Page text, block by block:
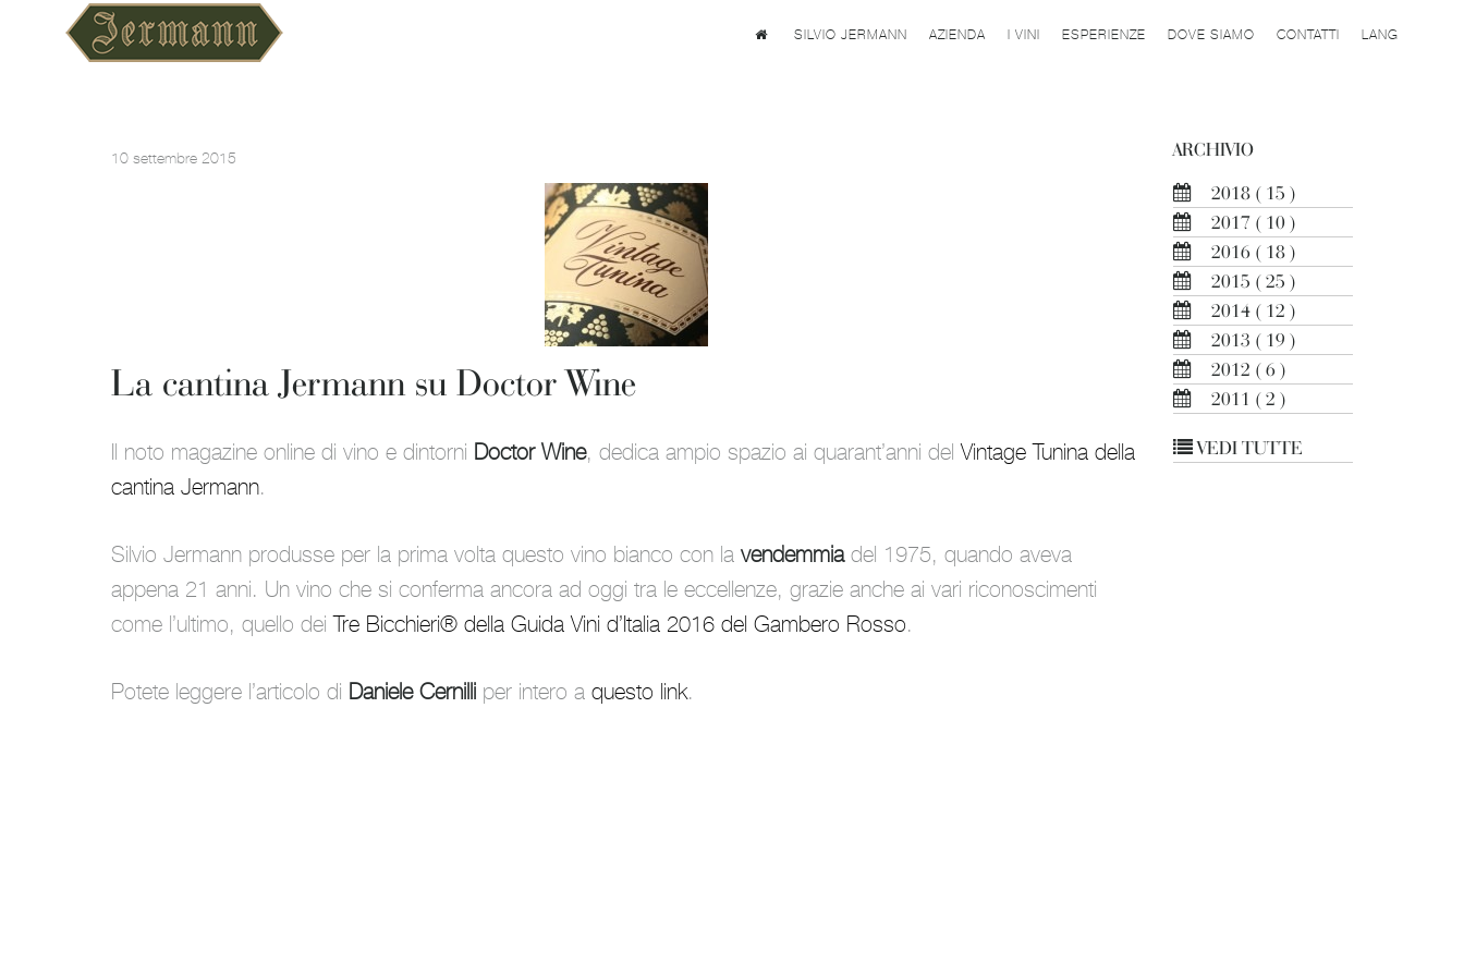
SILVIO JERMANN AZIENDA I VINI ESPERIENZE DOVE SIAMO CONTATTI LANG
10 settembre 2015
La cantina Jermann su Doctor Wine
Il noto magazine online di vino e dintorni Doctor Wine, dedica ampio spazio ai quarant’anni delVintage Tunina della
cantina Jermann.
Silvio Jermann produsse per la prima volta questo vino bianco con la vendemmiadel 1975, quando aveva
appena 21 anni. Un vino che si conferma ancora ad oggi tra le eccellenze, grazie anche ai vari riconoscimenti
come l’ultimo, quello deiTre Bicchieri® della Guida Vini d’Italia 2016 del Gambero Rosso.
Potete leggere l’articolo di Daniele Cernilli per intero a questo link.
ARCHIVIO
2018 ( 15 )
2017 ( 10 )
2016 ( 18 )
2015 ( 25 )
2014 ( 12 )
2013 ( 19 )
2012 ( 6 )
2011 ( 2 )
VEDI TUTTE